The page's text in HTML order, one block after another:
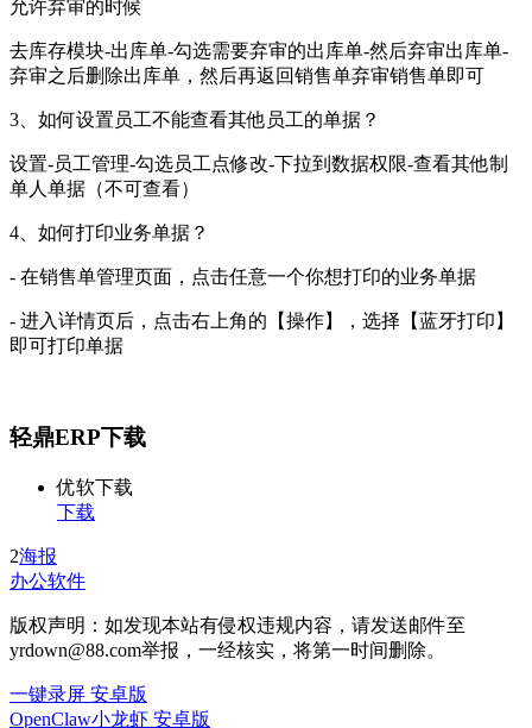
允许弃审的时候
去库存模块-出库单-勾选需要弃审的出库单-然后弃审出库单-
弃审之后删除出库单，然后再返回销售单弃审销售单即可
3、如何设置员工不能查看其他员工的单据？
设置-员工管理-勾选员工点修改-下拉到数据权限-查看其他制
单人单据（不可查看）
4、如何打印业务单据？
- 在销售单管理页面，点击任意一个你想打印的业务单据
- 进入详情页后，点击右上角的【操作】，选择【蓝牙打印】
即可打印单据
轻鼎ERP下载
优软下载
下载
2海报
办公软件
版权声明：如发现本站有侵权违规内容，请发送邮件至
yrdown@88.com举报，一经核实，将第一时间删除。
一键录屏 安卓版
OpenClaw小龙虾 安卓版